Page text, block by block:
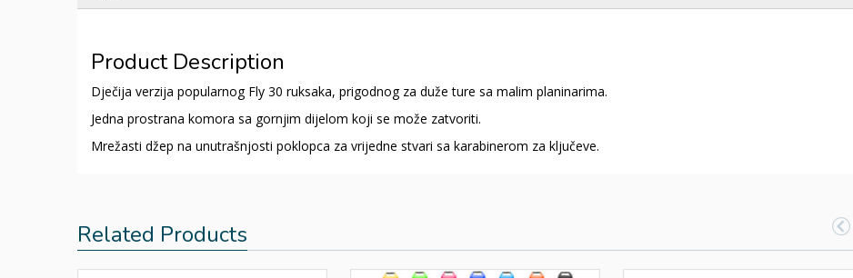
Product Description
Dječija verzija popularnog Fly 30 ruksaka, prigodnog za duže ture sa malim planinarima.
Jedna prostrana komora sa gornjim dijelom koji se može zatvoriti.
Mrežasti džep na unutrašnjosti poklopca za vrijedne stvari sa karabinerom za ključeve.
Related Products